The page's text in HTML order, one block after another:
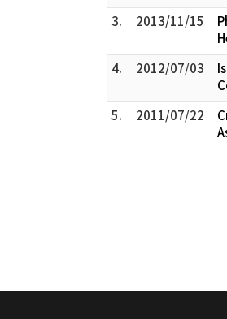
3.
2013/11/15
4.
2012/07/03
5.
2011/07/22